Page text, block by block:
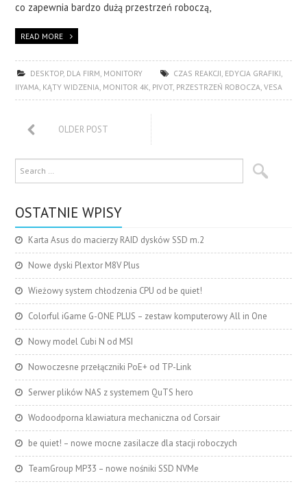
co zapewnia bardzo dużą przestrzeń roboczą,
READ MORE
DESKTOP, DLA FIRM, MONITORY CZAS REAKCJI, EDYCJA GRAFIKI,
IIYAMA, KĄTY WIDZENIA, MONITOR 4K, PIVOT, PRZESTRZEŃ ROBOCZA,VESA
OLDER POST
OSTATNIE WPISY
Karta Asus do macierzy RAID dysków SSD m.2
Nowe dyski Plextor M8V Plus
Wieżowy system chłodzenia CPU od be quiet!
Colorful iGame G-ONE PLUS – zestaw komputerowy All in One
Nowy model Cubi N od MSI
Nowoczesne przełączniki PoE+ od TP-Link
Serwer plików NAS z systemem QuTS hero
Wodoodporna klawiatura mechaniczna od Corsair
be quiet! – nowe mocne zasilacze dla stacji roboczych
TeamGroup MP33 – nowe nośniki SSD NVMe